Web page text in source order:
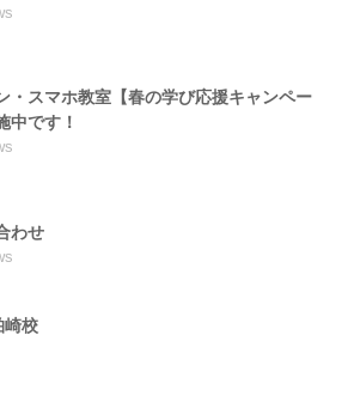
・スマホ教室【春の学び応援キャンペー
中です！
わせ
崎校